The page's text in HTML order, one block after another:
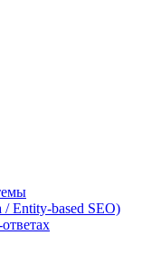
Entity-based SEO)